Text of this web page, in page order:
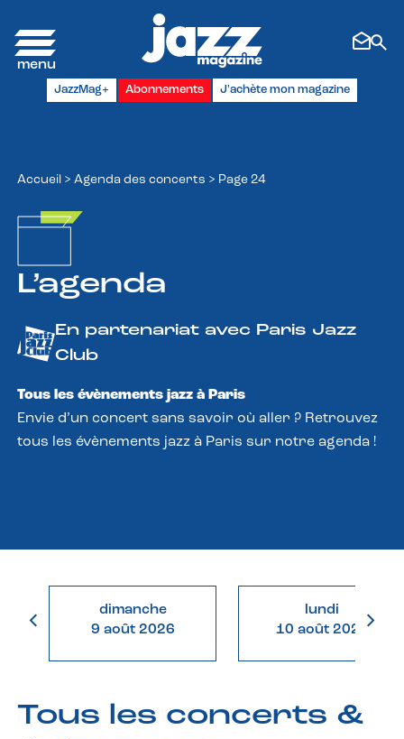
JazzMag+ Abonnements J'achète mon magazine
Accueil > Agenda des concerts > Page 24
L’agenda
En partenariat avec Paris Jazz
Club
Tous les évènements jazz à Paris
Envie d’un concert sans savoir où aller ? Retrouvez
tous les évènements jazz à Paris sur notre agenda !
dimanche
9 août 2026
lundi
10 août 2026
Tous les concerts &